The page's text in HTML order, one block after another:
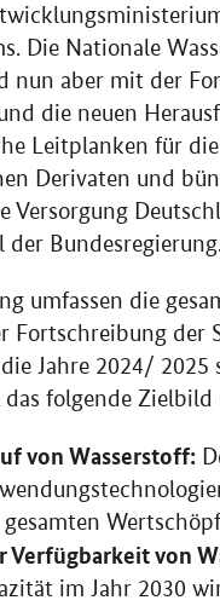
Die Nationale
aber mit der
die neuen
Leitplanken für
Derivaten und
Versorgung
umfassen die
Fortschreibung
Jahre 2024/
folgende Zielbild
von Wasserstoff:
Verfügbarkeit von
im Jahr 2030